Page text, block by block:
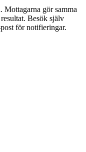
Mottagarna gör samma
Besök själv
för notifieringar.